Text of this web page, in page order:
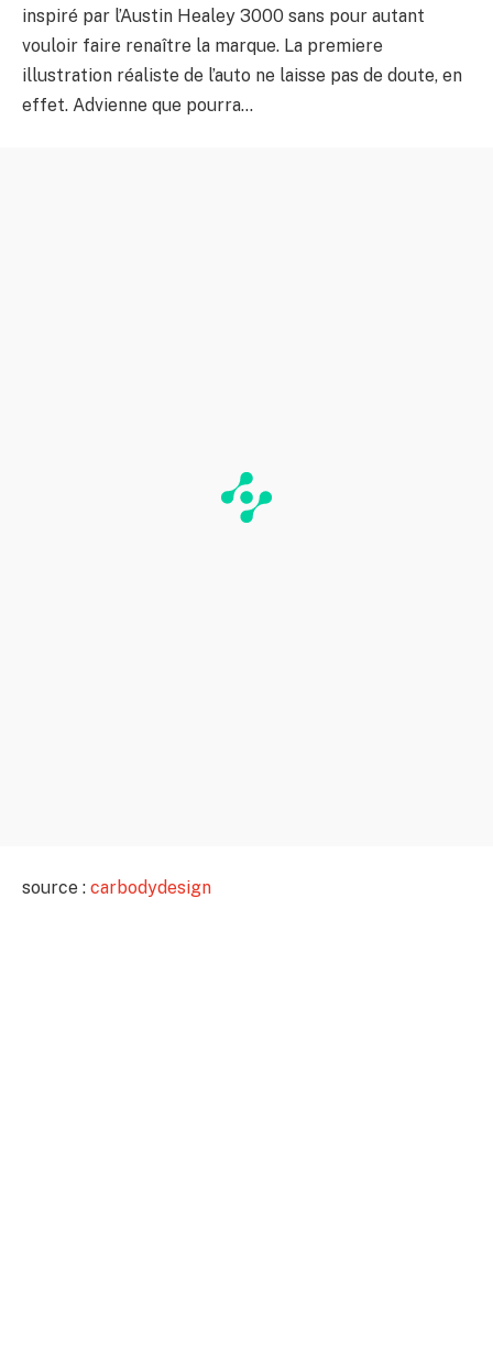
inspiré par l’Austin Healey 3000 sans pour autant
vouloir faire renaître la marque. La premiere
illustration réaliste de l’auto ne laisse pas de doute, en
effet. Advienne que pourra…
source : carbodydesign